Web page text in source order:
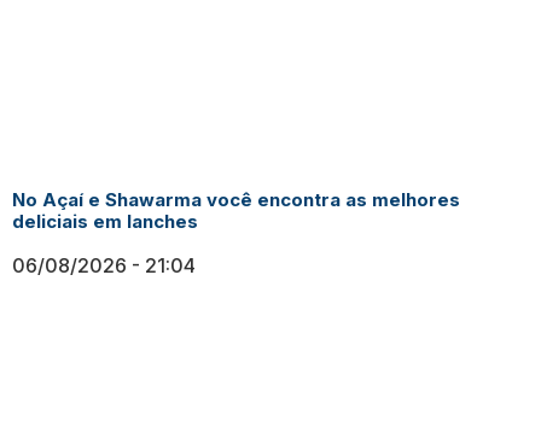
No Açaí e Shawarma você encontra as melhores
deliciais em lanches
06/08/2026 21:04